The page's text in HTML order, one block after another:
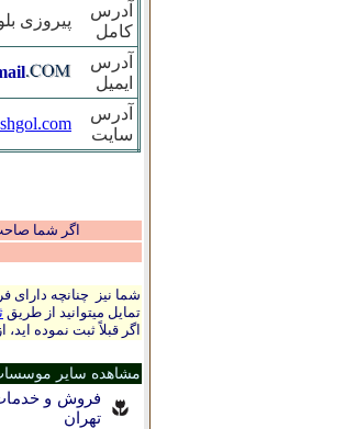
آدرس
کامل
پیروزی
آدرس
ایمیل
آدرس
سایت
اگر شما
شما نیز چنانچه دارای
تمایل میتوانید از طریق
اگر قبلاً ثبت نموده
مشاهده سایر
فروش و
تهران